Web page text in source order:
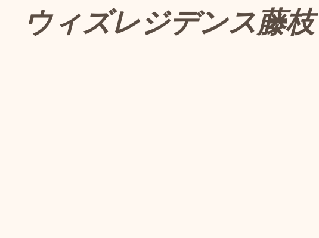
ウィズレジデンス藤枝